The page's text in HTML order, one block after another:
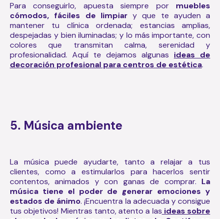
Para conseguirlo, apuesta siempre por muebles
cómodos, fáciles de limpiar y que te ayuden a
mantener tu clínica ordenada; estancias amplias,
despejadas y bien iluminadas; y lo más importante, con
colores que transmitan calma, serenidad y
profesionalidad. Aquí te dejamos algunas ideas de
decoración profesional para centros de estética.
5. Música ambiente
La música puede ayudarte, tanto a relajar a tus
clientes, como a estimularlos para hacerlos sentir
contentos, animados y con ganas de comprar. La
música tiene el poder de generar emociones y
estados de ánimo. ¡Encuentra la adecuada y consigue
tus objetivos! Mientras tanto, atento a las ideas sobre